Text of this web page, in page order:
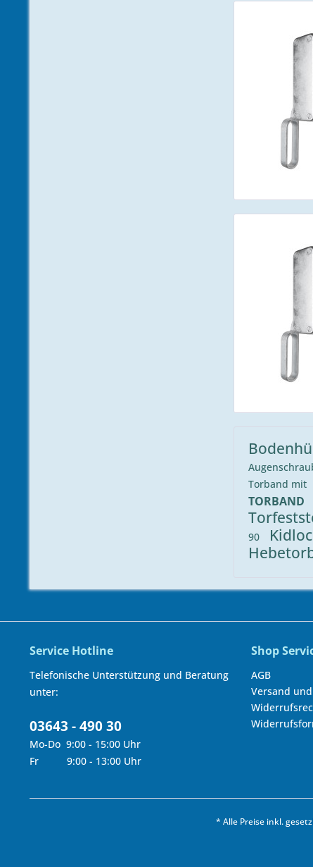
Torband mit
TORBAND
90
Kidloc
Service Hotline
Telefonische Unterstützung und Beratung
unter:
03643 - 490 30
Mo-Do 9:00 - 15:00 Uhr
Fr 9:00 - 13:00 Uhr
Shop
AGB
Versand
* Alle Preise inkl.